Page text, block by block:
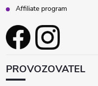
Affiliate program
PROVOZOVATEL